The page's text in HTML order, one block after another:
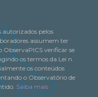
autorizados pelos
assumem ter
ObservaPICS verificar se
os termos da Lei n.
os conteúdos
o Observatório de
Saiba mais